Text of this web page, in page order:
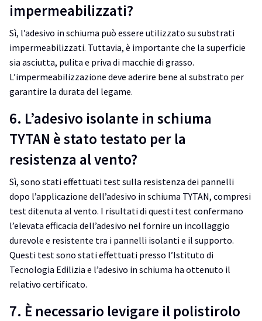
impermeabilizzati?
Sì, l’adesivo in schiuma può essere utilizzato su substrati
impermeabilizzati. Tuttavia, è importante che la superficie
sia asciutta, pulita e priva di macchie di grasso.
L’impermeabilizzazione deve aderire bene al substrato per
garantire la durata del legame.
6. L’adesivo isolante in schiuma
TYTAN è stato testato per la
resistenza al vento?
Sì, sono stati effettuati test sulla resistenza dei pannelli
dopo l’applicazione dell’adesivo in schiuma TYTAN, compresi
test ditenuta al vento. I risultati di questi test confermano
l’elevata efficacia dell’adesivo nel fornire un incollaggio
durevole e resistente tra i pannelli isolanti e il supporto.
Questi test sono stati effettuati presso l’Istituto di
Tecnologia Edilizia e l’adesivo in schiuma ha ottenuto il
relativo certificato.
7. È necessario levigare il polistirolo